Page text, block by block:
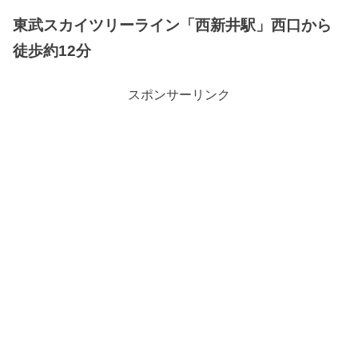
東武スカイツリーライン「西新井駅」西口から
徒歩約12分
スポンサーリンク